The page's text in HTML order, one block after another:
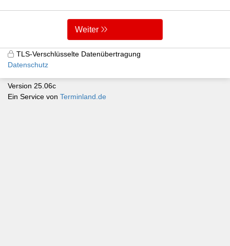
Weiter
TLS-Verschlüsselte Datenübertragung
Datenschutz
Version 25.06c
Ein Service von Terminland.de